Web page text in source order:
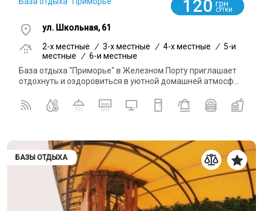
120 грн
СУТКИ
ул. Школьная, 61
2-x местные
/ 3-x местные / 4-x местные / 5-и
местные
/ 6-и местные
База отдыха "Приморье" в Железном Порту приглашает
отдохнуть и оздоровиться в уютной домашней атмосф...
БАЗЫ ОТДЫХА